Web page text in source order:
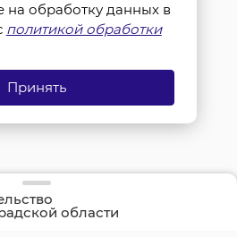
области
жителей в
на обработку данных в
политикой обработки
Принять